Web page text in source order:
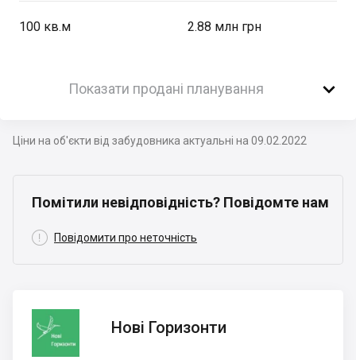
100 кв.м 2.88 млн грн
Показати продані планування 
Ціни на об'єкти від забудовника актуальні на 09.02.2022
Помітили невідповідність? Повідомте нам
 Повідомити про неточність
Нові
Горизонти
Нові Горизонти